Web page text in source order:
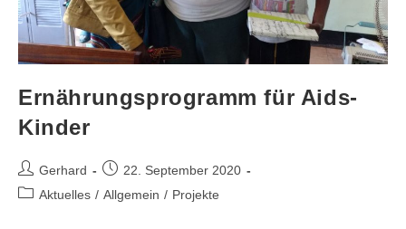
Ernährungsprogramm für Aids-
Kinder
Gerhard
22. September 2020
Aktuelles / Allgemein / Projekte